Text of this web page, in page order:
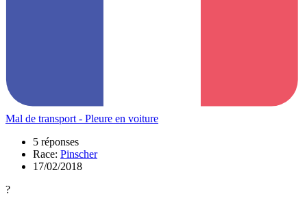
Mal de transport - Pleure en voiture
5 réponses
Race: Pinscher
17/02/2018
?